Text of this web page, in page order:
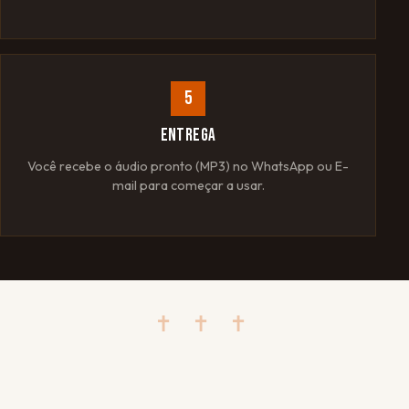
5
ENTREGA
Você recebe o áudio pronto (MP3) no WhatsApp ou E-
mail para começar a usar.
✝ ✝ ✝